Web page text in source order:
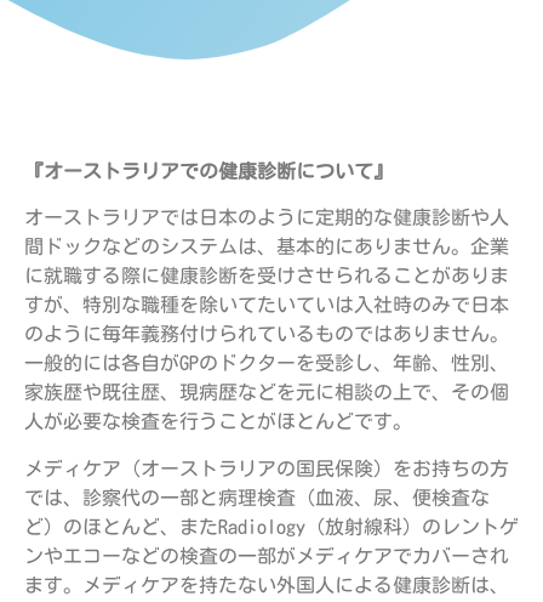
『オーストラリアでの健康診断について』
オーストラリアでは日本のように定期的な健康診断や人
間ドックなどのシステムは、基本的にありません。企業
に就職する際に健康診断を受けさせられることがありま
すが、特別な職種を除いてたいていは入社時のみで日本
のように毎年義務付けられているものではありません。
一般的には各自がGPのドクターを受診し、年齢、性別、
家族歴や既往歴、現病歴などを元に相談の上で、その個
人が必要な検査を行うことがほとんどです。
メディケア（オーストラリアの国民保険）をお持ちの方
では、診察代の一部と病理検査（血液、尿、便検査な
ど）のほとんど、またRadiology（放射線科）のレントゲ
ンやエコーなどの検査の一部がメディケアでカバーされ
ます。メディケアを持たない外国人による健康診断は、